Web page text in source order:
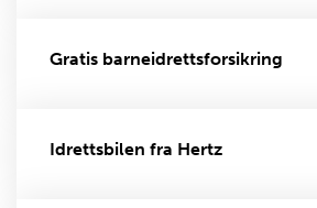
Gratis barneidrettsforsikring
Idrettsbilen fra Hertz